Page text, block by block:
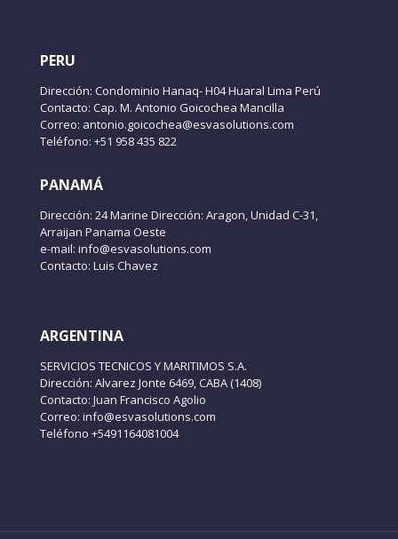
PERU
Dirección: Condominio Hanaq- H04 Huaral Lima Perú
Contacto: Cap. M. Antonio Goicochea Mancilla
Correo: antonio.goicochea@esvasolutions.com
Teléfono: +51 958 435 822
PANAMÁ
Dirección: 24 Marine Dirección: Aragon, Unidad C-31,
Arraijan Panama Oeste
e-mail: info@esvasolutions.com
Contacto: Luis Chavez
ARGENTINA
SERVICIOS TECNICOS Y MARITIMOS S.A.
Dirección: Alvarez Jonte 6469, CABA (1408)
Contacto: Juan Francisco Agolio
Correo: info@esvasolutions.com
Teléfono +5491164081004